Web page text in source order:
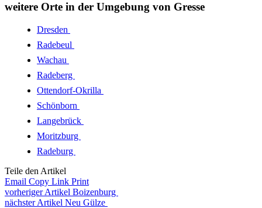
weitere Orte in der Umgebung von Gresse
Dresden
Radebeul
Wachau
Radeberg
Ottendorf-Okrilla
Schönborn
Langebrück
Moritzburg
Radeburg
Teile den Artikel
Email Copy Link Print
vorheriger Artikel Boizenburg
nächster Artikel Neu Gülze